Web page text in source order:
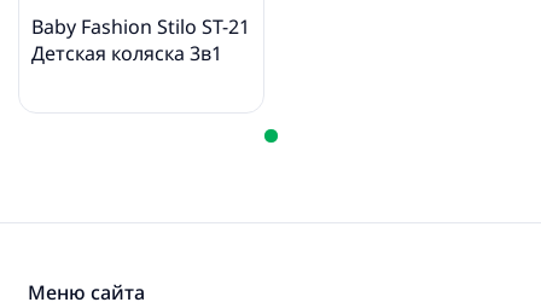
Baby Fashion Stilo ST-21
Детская коляска 3в1
Меню сайта